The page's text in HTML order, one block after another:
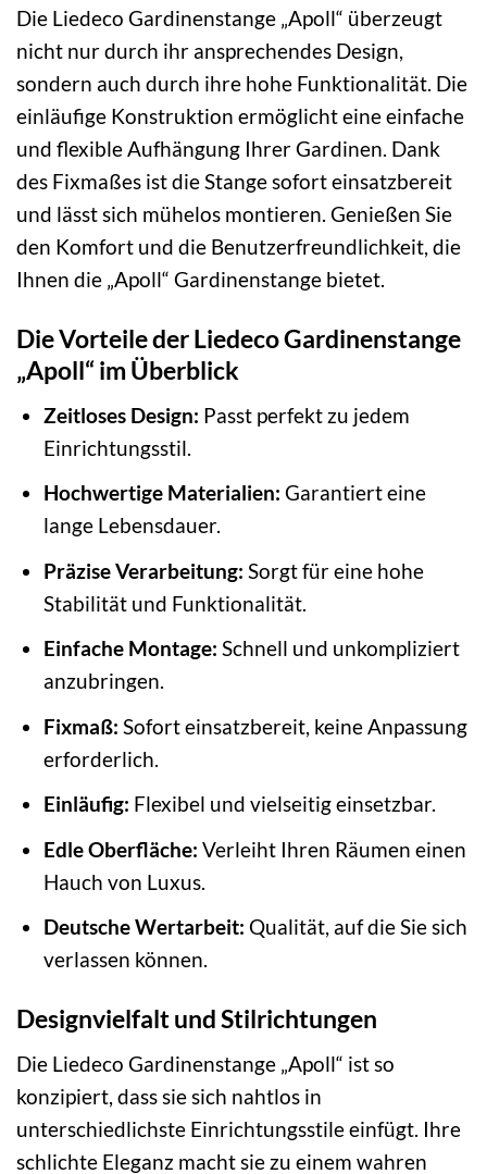
Die Liedeco Gardinenstange „Apoll“ überzeugt
nicht nur durch ihr ansprechendes Design,
sondern auch durch ihre hohe Funktionalität. Die
einläufige Konstruktion ermöglicht eine einfache
und flexible Aufhängung Ihrer Gardinen. Dank
des Fixmaßes ist die Stange sofort einsatzbereit
und lässt sich mühelos montieren. Genießen Sie
den Komfort und die Benutzerfreundlichkeit, die
Ihnen die „Apoll“ Gardinenstange bietet.
Die Vorteile der Liedeco Gardinenstange
„Apoll“ im Überblick
Zeitloses Design: Passt perfekt zu jedem
Einrichtungsstil.
Hochwertige Materialien: Garantiert eine
lange Lebensdauer.
Präzise Verarbeitung: Sorgt für eine hohe
Stabilität und Funktionalität.
Einfache Montage: Schnell und unkompliziert
anzubringen.
Fixmaß: Sofort einsatzbereit, keine Anpassung
erforderlich.
Einläufig: Flexibel und vielseitig einsetzbar.
Edle Oberfläche: Verleiht Ihren Räumen einen
Hauch von Luxus.
Deutsche Wertarbeit: Qualität, auf die Sie sich
verlassen können.
Designvielfalt und Stilrichtungen
Die Liedeco Gardinenstange „Apoll“ ist so
konzipiert, dass sie sich nahtlos in
unterschiedlichste Einrichtungsstile einfügt. Ihre
schlichte Eleganz macht sie zu einem wahren